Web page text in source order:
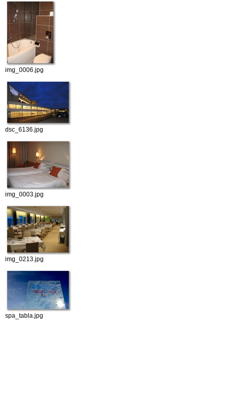
img_0006.jpg
dsc_6136.jpg
img_0003.jpg
img_0213.jpg
spa_tabla.jpg